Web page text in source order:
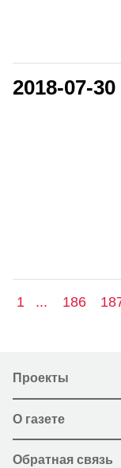
2018-07-30
1 ... 186
Проекты
О газете
Обратная связь